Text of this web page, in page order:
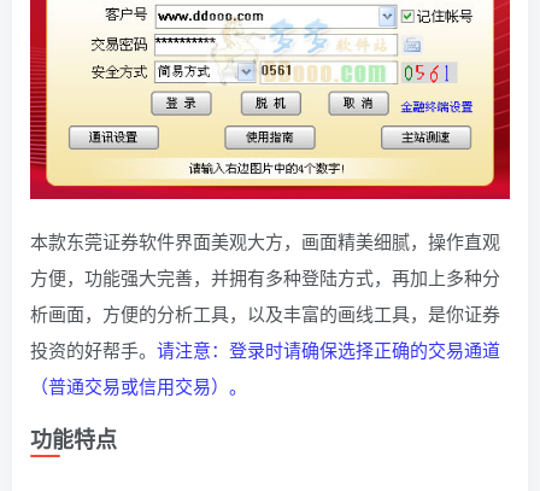
本款东莞证券软件界面美观大方，画面精美细腻，操作直观
方便，功能强大完善，并拥有多种登陆方式，再加上多种分
析画面，方便的分析工具，以及丰富的画线工具，是你证券
投资的好帮手。 请注意：登录时请确保选择正确的交易通道
（普通交易或信用交易）。
功能特点